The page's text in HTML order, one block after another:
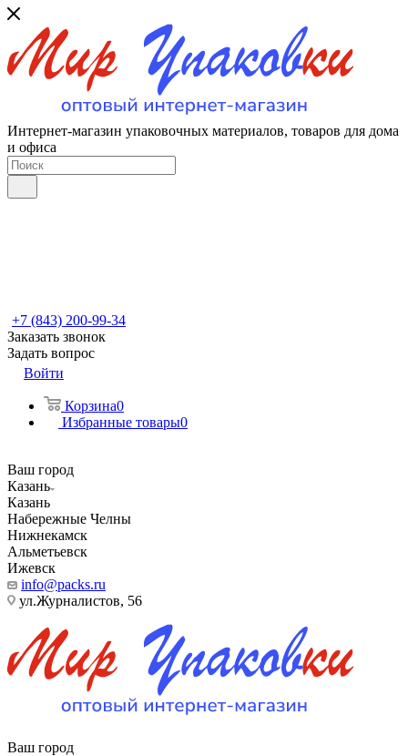
Интернет-магазин упаковочных материалов, товаров для дома
и офиса
+7 (843) 200-99-34
Заказать звонок
Задать вопрос
Войти
Корзина0
Избранные товары0
Ваш город
Казань
Казань
Набережные Челны
Нижнекамск
Альметьевск
Ижевск
info@packs.ru
ул.Журналистов, 56
Ваш город